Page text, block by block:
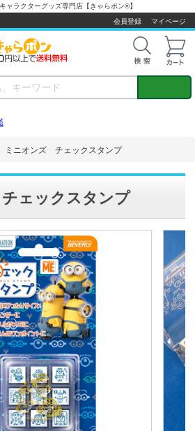
ラクターグッズ専門店【きゃらポン®】
会員登録
マイページ
ミニオンズ チェックスタンプ
ェックスタンプ